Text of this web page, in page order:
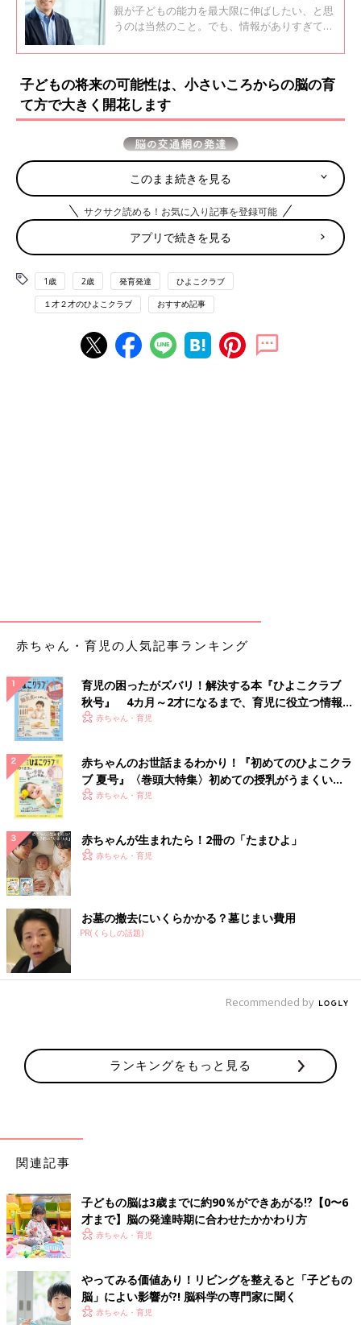
も、大切なことがある
親が子どもの能力を最大限に伸ばしたい、と思
うのは当然のこと。でも、情報がありすぎて何
はず。そこで、数々のヒット本を生み出し、脳
先生に「今、親は何をすべきか」お聞きしまし
た。
子どもの将来の可能性は、小さいころからの脳の育
て方で大きく開花します
この交通網は、胎児の時期から作られ始め、誕生とともに猛スピ
成した状態に。大人になったときの脳のベースは子どものときに
ある脳に育てる、絶好のチャンスなのです。
刺激をたくさん与えて脳の交通網を張りめぐらせる
た働きをする神経細胞同士が集団を形成。各集団は領域を持ち、
異なる働きをします。たとえば｢聞く｣働きを持つ領域なら、神経
細胞同士ががっちり手をつなぎ、交通網が密になるほど、その領
域の体積は大きくなり｢聞く力｣が高まります。
とはいえ、脳は｢聞く｣などの１つの働きに対し、｢見る｣｢考える｣
といったさまざまな領域と関係し合って仕事をこなす特徴が。１
このまま続きを見る
サクサク読める！お気に入り記事を登録可能
アプリで続きを見る
1歳 2歳 発育発達 ひよこクラブ
１才２才のひよこクラブ おすすめ記事
赤ちゃん・育児の人気記事ランキング
育児の困ったがズバリ！解決する本『ひよこクラブ
秋号』 4カ月～2才になるまで、育児に役立つ情報が
いっぱい！
赤ちゃん・育児
赤ちゃんのお世話まるわかり！『初めてのひよこクラ
ブ 夏号』〈巻頭大特集〉初めての授乳がうまくい
く！ おっぱい・ミルクの基本と夏のトラブル 解決テ
赤ちゃん・育児
赤ちゃんが生まれたら！2冊の「たまひよ」
赤ちゃん・育児
お墓の撤去にいくらかかる？墓じまい費用
PR(くらしの話題)
Recommended by
ランキングをもっと見る
関連記事
子どもの脳は3歳までに約90％ができあがる⁉【0〜6
才まで】脳の発達時期に合わせたかかわり方
赤ちゃん・育児
やってみる価値あり！リビングを整えると「子どもの
脳」によい影響が?! 脳科学の専門家に聞く
赤ちゃん・育児